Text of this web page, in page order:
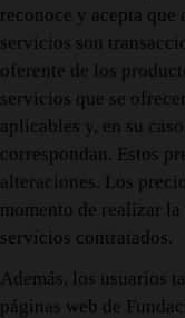
reconoce y acepta que
servicios son
oferente de los
servicios que se
aplicables y, en su
correspondan. Estos
alteraciones. Los
momento de realizar
servicios contratados.
Además, los usuarios
páginas web de